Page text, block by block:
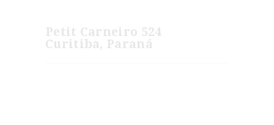
Petit Carneiro 524
Curitiba, Paraná